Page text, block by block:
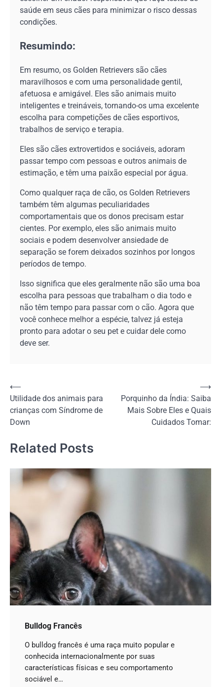
saúde em seus cães para minimizar o risco dessas
condições.
Resumindo:
Em resumo, os Golden Retrievers são cães
maravilhosos e com uma personalidade gentil,
afetuosa e amigável. Eles são animais muito
inteligentes e treináveis, tornando-os uma excelente
escolha para competições de cães esportivos,
trabalhos de serviço e terapia.
Eles são cães extrovertidos e sociáveis, adoram
passar tempo com pessoas e outros animais de
estimação, e têm uma paixão especial por água.
Como qualquer raça de cão, os Golden Retrievers
também têm algumas peculiaridades
comportamentais que os donos precisam estar
cientes. Por exemplo, eles são animais muito
sociais e podem desenvolver ansiedade de
separação se forem deixados sozinhos por longos
períodos de tempo.
Isso significa que eles geralmente não são uma boa
escolha para pessoas que trabalham o dia todo e
não têm tempo para passar com o cão. Agora que
você conhece melhor a espécie, talvez já esteja
pronto para adotar o seu pet e cuidar dele como
deve ser.
Navegação
de
Post
⟵
Utilidade dos animais para
crianças com Síndrome de
Down
Porquinho da Índia: Saiba
Mais Sobre Eles e Quais
Cuidados Tomar:
⟶
Related Posts
Bulldog Francês
O bulldog francês é uma raça muito popular e
conhecida internacionalmente por suas
características físicas e seu comportamento
sociável e…